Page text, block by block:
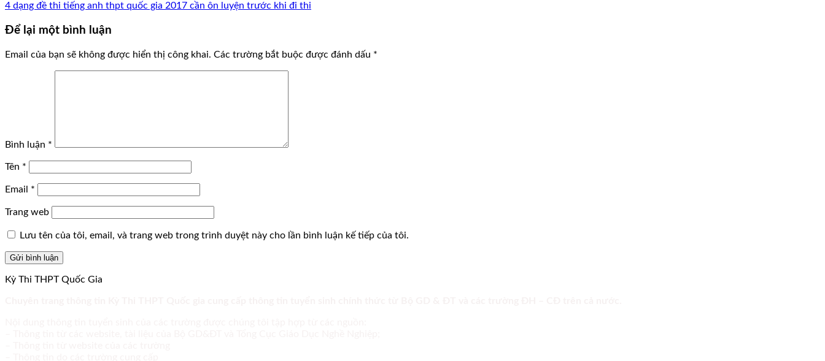
4 dạng đề thi tiếng anh thpt quốc gia 2017 cần ôn luyện trước khi đi thi
Để lại một bình luận
Email của bạn sẽ không được hiển thị công khai. Các trường bắt buộc được đánh dấu *
Bình luận *
Tên *
Email *
Trang web
Lưu tên của tôi, email, và trang web trong trình duyệt này cho lần bình luận kế tiếp của tôi.
Kỳ Thi THPT Quốc Gia